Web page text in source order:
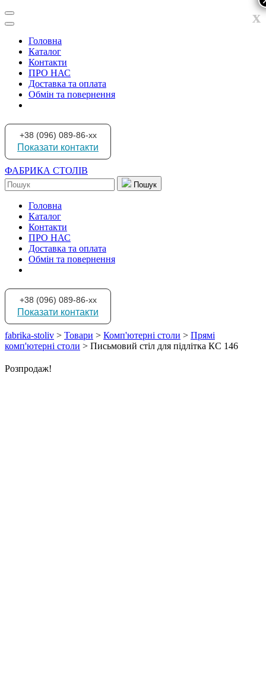
Головна
Каталог
Контакти
ПРО НАС
Доставка та оплата
Обмін та повернення
+38 (096) 089-86-xx
Показати контакти
ФАБРИКА СТОЛІВ
Пошук
Головна
Каталог
Контакти
ПРО НАС
Доставка та оплата
Обмін та повернення
+38 (096) 089-86-xx
Показати контакти
fabrika-stoliv > Товари > Комп'ютерні столи > Прямі
комп'ютерні столи > Письмовий стіл для підлітка КС 146
Розпродаж!
x